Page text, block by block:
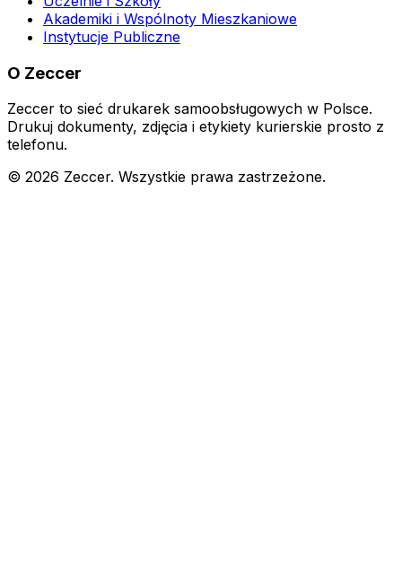
Akademiki i Wspólnoty Mieszkaniowe
Instytucje Publiczne
O Zeccer
Zeccer to sieć drukarek samoobsługowych w Polsce.
Drukuj dokumenty, zdjęcia i etykiety kurierskie prosto z
telefonu.
© 2026 Zeccer. Wszystkie prawa zastrzeżone.